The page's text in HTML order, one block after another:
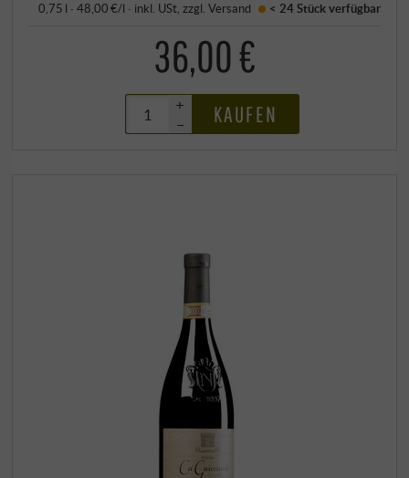
0,75 l · 48,00 €/l · inkl. USt , zzgl.Versand < 24 Stückverfügbar
36,00 €
+
–
KAUFEN